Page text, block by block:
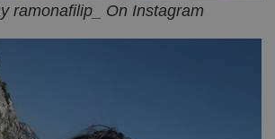
ramonafilip_ On Instagram